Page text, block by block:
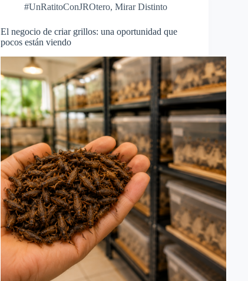
#UnRatitoConJROtero, Mirar Distinto
El negocio de criar grillos: una oportunidad que
pocos están viendo